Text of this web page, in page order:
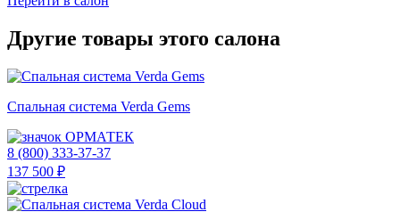
Другие товары этого салона
Спальная система Verda Gems
ОРМАТЕК
8 (800) 333-37-37
137 500 ₽